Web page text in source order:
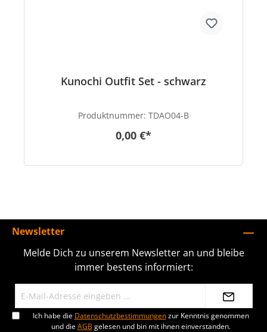
Kunochi Outfit Set - schwarz
Produktnummer: TDAO04-B
0,00 €*
Newsletter
Melde Dich zu unserem Newsletter an und bleibe
immer bestens informiert:
Ich habe die Datenschutzbestimmungenzur Kenntnis genommen
und dieAGB gelesen und bin mit ihnen einverstanden.